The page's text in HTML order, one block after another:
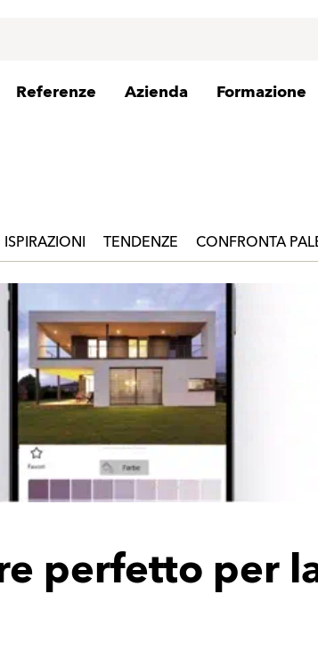
Referenze Azienda Formazione
ISPIRAZIONI TENDENZE CONFRONTA
perfetto per